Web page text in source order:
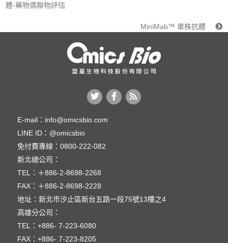
體-藥物偶聯物評估
MiniMab™ 單株抗體
E-mail： info@omicsbio.com
LINE ID： @omicsbio
免付費專線： 0800-222-082
新北總公司：
TEL： ＋886-2-8698-2268
FAX： ＋886-2-8698-2228
地址： 新北市汐止區新台五路一段75號13樓之4
高雄分公司：
TEL： +886- 7-223-6080
FAX： +886- 7-223-8205